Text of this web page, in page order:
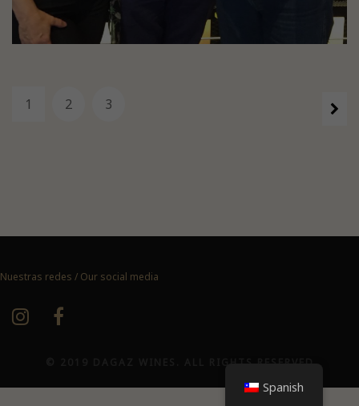
1 2 3
Nuestras redes / Our social media
© 2019 DAGAZ WINES. ALL RIGHTS RESERVED
Spanish